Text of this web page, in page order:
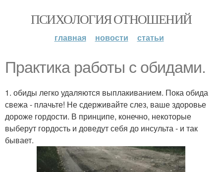
ПСИХОЛОГИЯ ОТНОШЕНИЙ
главная новости статьи
Практика работы с обидами.
1. обиды легко удаляются выплакиванием. Пока обида
свежа - плачьте! Не сдерживайте слез, ваше здоровье
дороже гордости. В принципе, конечно, некоторые
выберут гордость и доведут себя до инсульта - и так
бывает.